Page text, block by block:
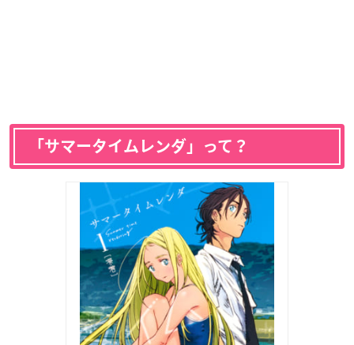
「サマータイムレンダ」って？